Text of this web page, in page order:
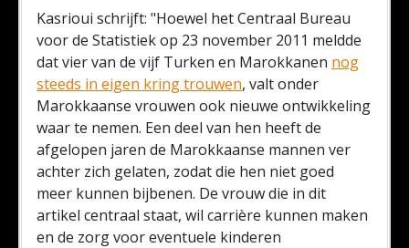
Kasrioui schrijft: "Hoewel het Centraal Bureau
voor de Statistiek op 23 november 2011 meldde
dat vier van de vijf Turken en Marokkanen nog
steeds in eigen kring trouwen, valt onder
Marokkaanse vrouwen ook nieuwe ontwikkeling
waar te nemen. Een deel van hen heeft de
afgelopen jaren de Marokkaanse mannen ver
achter zich gelaten, zodat die hen niet goed
meer kunnen bijbenen. De vrouw die in dit
artikel centraal staat, wil carrière kunnen maken
en de zorg voor eventuele kinderen